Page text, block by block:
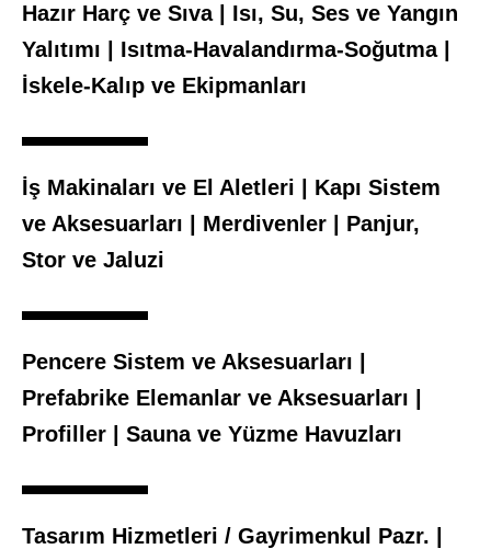
Hazır Harç ve Sıva | Isı, Su, Ses ve Yangın
Yalıtımı | Isıtma-Havalandırma-Soğutma |
İskele-Kalıp ve Ekipmanları
İş Makinaları ve El Aletleri | Kapı Sistem
ve Aksesuarları | Merdivenler | Panjur,
Stor ve Jaluzi
Pencere Sistem ve Aksesuarları |
Prefabrike Elemanlar ve Aksesuarları |
Profiller | Sauna ve Yüzme Havuzları
Tasarım Hizmetleri / Gayrimenkul Pazr. |